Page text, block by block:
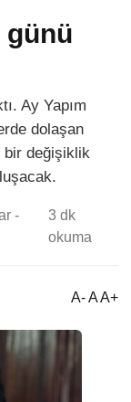
günü
Ay Yapım
dolaşan
bir değişiklik
-
3 dk
okuma
A- A A+